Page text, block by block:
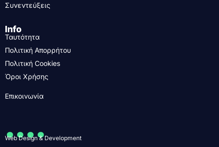
Συνεντεύξεις
Info
Ταυτότητα
Πολιτική Απορρήτου
Πολιτική Cookies
Όροι Χρήσης
Επικοινωνία
....
Web Design & Development